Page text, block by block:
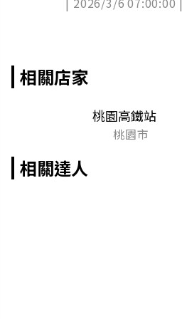
（中獎公布）
相關店家
桃園高鐵站
桃園市
相關達人